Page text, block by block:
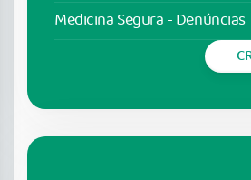
Medicina Segura - Denúncias